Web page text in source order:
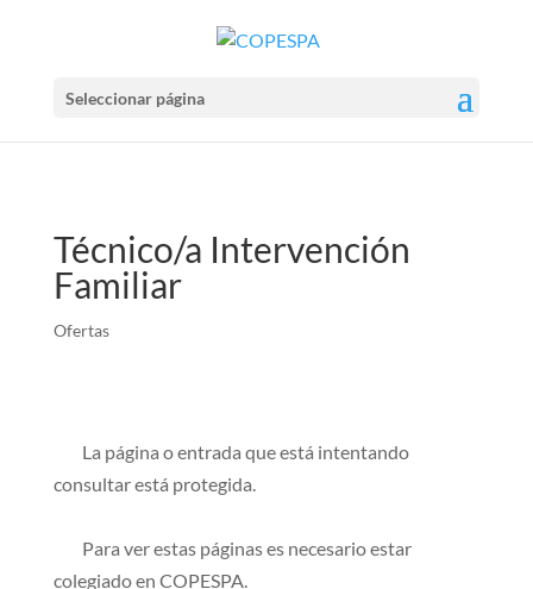
Seleccionar página
Técnico/a Intervención
Familiar
Ofertas
La página o entrada que está intentando
consultar está protegida.
Para ver estas páginas es necesario estar
colegiado en COPESPA.